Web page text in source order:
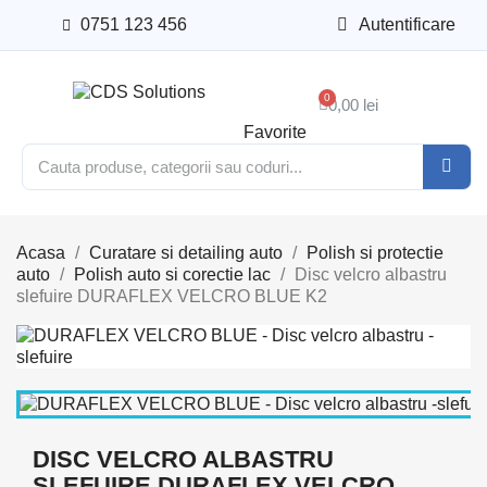
0751 123 456 Autentificare
Favorite
0,00 lei
Acasa Curatare si detailing auto
Polish si protectie
auto
Polish auto si corectie lac
Disc velcro albastru
slefuire DURAFLEX VELCRO BLUE K2
DISC VELCRO ALBASTRU